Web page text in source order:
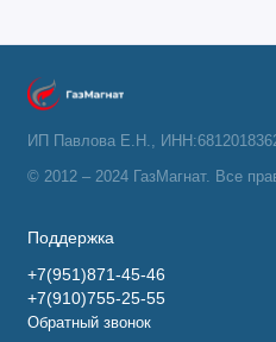
ИП Павлова Е.Н.,
© 2012 – 2024 ГазМагнат. Все
Поддержка
+7(951)871-45-46
+7(910)755-25-55
Обратный звонок